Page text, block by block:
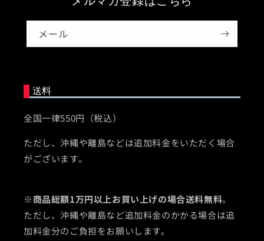
メール
送料
全国一律550円（税込）
ただし、沖縄や離島などは追加料金をいただく場合
がございます。
※商品総額1万円以上お買い上げの場合送料無料。
ただし、沖縄や離島など追加料金のかかる場合は追
加料金分のご負担をお願いします。